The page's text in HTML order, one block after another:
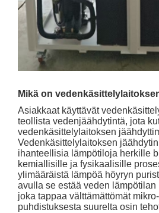
Mikä on
Asiakkaat käyttävät
teollista vedenjäähdytintä, jota
vedenkäsittelylaitoksen
Vedenkäsittelylaitoksen
ihanteellisia lämpötiloja herkille
kemiallisille ja fysikaalisille
ylimääräistä lämpöä höyryn
avulla se estää veden lämpötilan
joka tappaa välttämättömät
puhdistuksesta suurelta osin